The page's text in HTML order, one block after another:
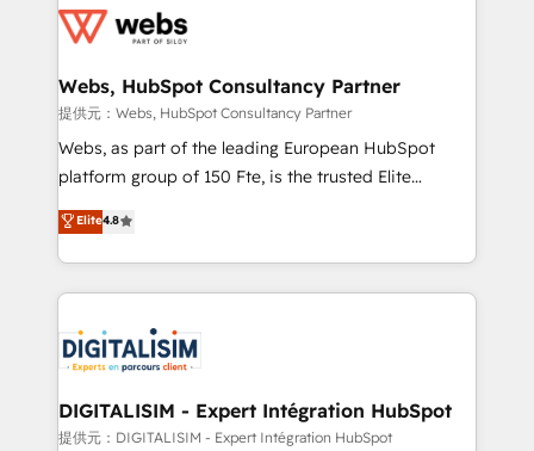
the first time 🔧 Designing and optimising your
and build using HubSpot 🔌 Integrating HubSpot
with other systems 🎓 Training your teams to be
HubSpot pros 📊 Lead generation services using
HubSpot Why us? - SIX HubSpot Accreditations -
CRM, Solutions Architecture, Onboarding , Data
Migration, Custom Integration & Platform
team of 25+ experts Contact us today to help you
get more from your investment in HubSpot.
Webs, HubSpot Consultancy Partner
提供元：Webs, HubSpot Consultancy Partner
Webs, as part of the leading European HubSpot
platform group of 150 Fte, is the trusted Elite
HubSpot CRM Partner offering you a roadmap on
maximizing EBITDA and achieving Commercial
Excellence. With our targeted processes, we
strengthen your digital transformation and minimize
Implementation partner, we provide expertise to
drive your business forward. Since 2015 we are fully
dedicated to HubSpot and with an experienced
team (50+), we work with reputable companies in
Elite4.8
DIGITALISIM - Expert Intégration HubSpot
提供元：DIGITALISIM - Expert Intégration HubSpot